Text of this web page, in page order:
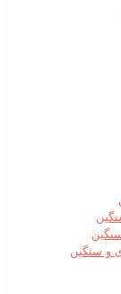
و سنگین